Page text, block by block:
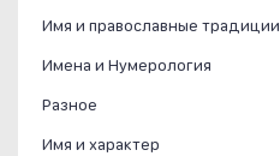
Имя и православные традиции
Имена и Нумерология
Разное
Имя и характер